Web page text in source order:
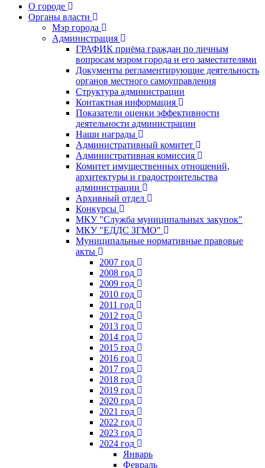
О городе
Органы власти
Мэр города
Администрация
ГРАФИК приёма граждан по личным
вопросам мэром города и его заместителями
Документы регламентирующие деятельность
органов местного самоуправления
Структура администрации
Контактная информация
Показатели оценки эффективности
деятельности администрации
Наши награды
Административный комитет
Административная комиссия
Комитет имущественных отношений,
архитектуры и градостроительства
администрации
Архивный отдел
Конкурсы
МКУ "Служба муниципальных закупок"
МКУ "ЕДДС ЗГМО"
Муниципальные нормативные правовые
акты
2007 год
2008 год
2009 год
2010 год
2011 год
2012 год
2013 год
2014 год
2015 год
2016 год
2017 год
2018 год
2019 год
2020 год
2021 год
2022 год
2023 год
2024 год
Январь
Февраль